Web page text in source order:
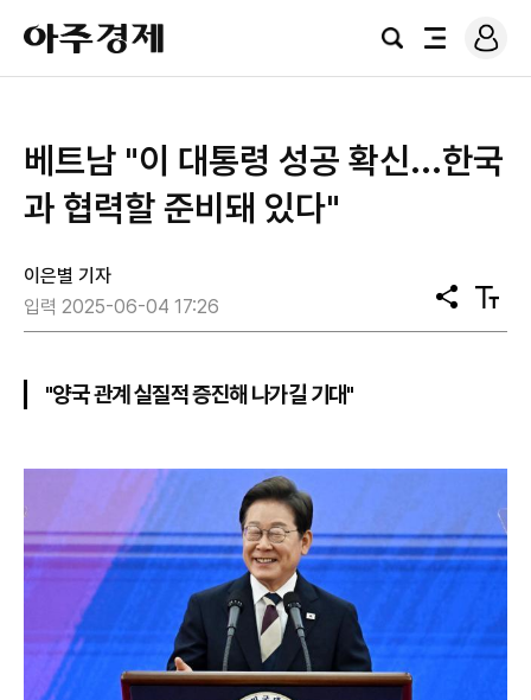
아
주
경
검
전
로
그
베트남 "이 대통령 성공 확신...한국
과 협력할 준비돼 있다"
이은별 기자
입력 2025-06-04 17:26
공
유
텍
스
"양국 관계 실질적 증진해 나가길 기대"